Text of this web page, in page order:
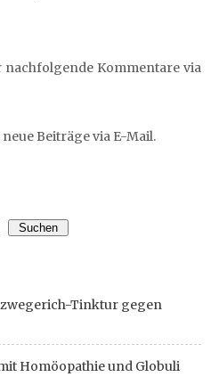
Kommentare via
Beiträge via E-Mail.
Suchen
Tinktur gegen
Homöopathie und Globuli